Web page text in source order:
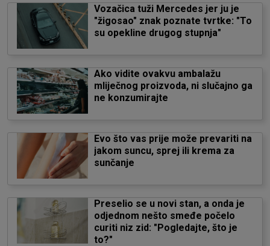
Vozačica tuži Mercedes jer ju je
"žigosao" znak poznate tvrtke: "To
su opekline drugog stupnja"
Ako vidite ovakvu ambalažu
mliječnog proizvoda, ni slučajno ga
ne konzumirajte
Evo što vas prije može prevariti na
jakom suncu, sprej ili krema za
sunčanje
Preselio se u novi stan, a onda je
odjednom nešto smeđe počelo
curiti niz zid: "Pogledajte, što je
to?"